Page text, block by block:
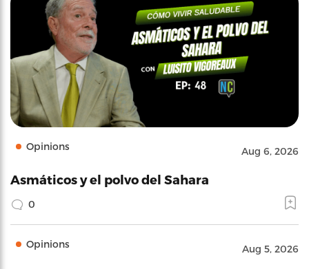
Opinions Aug 6, 2026
Asmáticos y el polvo del Sahara
0
Opinions Aug 5, 2026